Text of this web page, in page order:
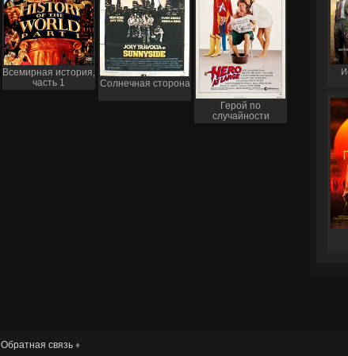
Всемирная история,
часть 1
Солнечная сторона
Герой по
случайности
Обратная связь ♦